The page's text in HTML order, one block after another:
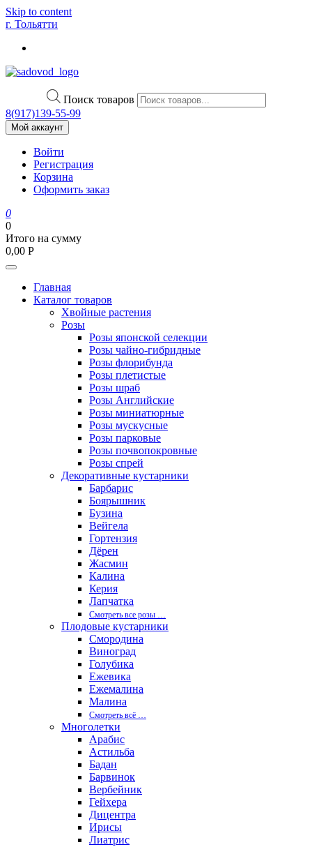
Skip to content
г. Тольятти
Поиск товаров
8(917)139‑55-99
Мой аккаунт
Войти
Регистрация
Корзина
Оформить заказ
0
0
Итого на сумму
0,00 Р
Главная
Каталог товаров
Хвойные растения
Розы
Розы японской селекции
Розы чайно-гибридные
Розы флорибунда
Розы плетистые
Розы шраб
Розы Английские
Розы миниатюрные
Розы мускусные
Розы парковые
Розы почвопокровные
Розы спрей
Декоративные кустарники
Барбарис
Боярышник
Бузина
Вейгела
Гортензия
Дёрен
Жасмин
Калина
Керия
Лапчатка
Смотреть все розы …
Плодовые кустарники
Смородина
Виноград
Голубика
Ежевика
Ежемалина
Малина
Смотреть вcё …
Многолетки
Арабис
Астильба
Бадан
Барвинок
Вербейник
Гейхера
Дицентра
Ирисы
Лиатрис